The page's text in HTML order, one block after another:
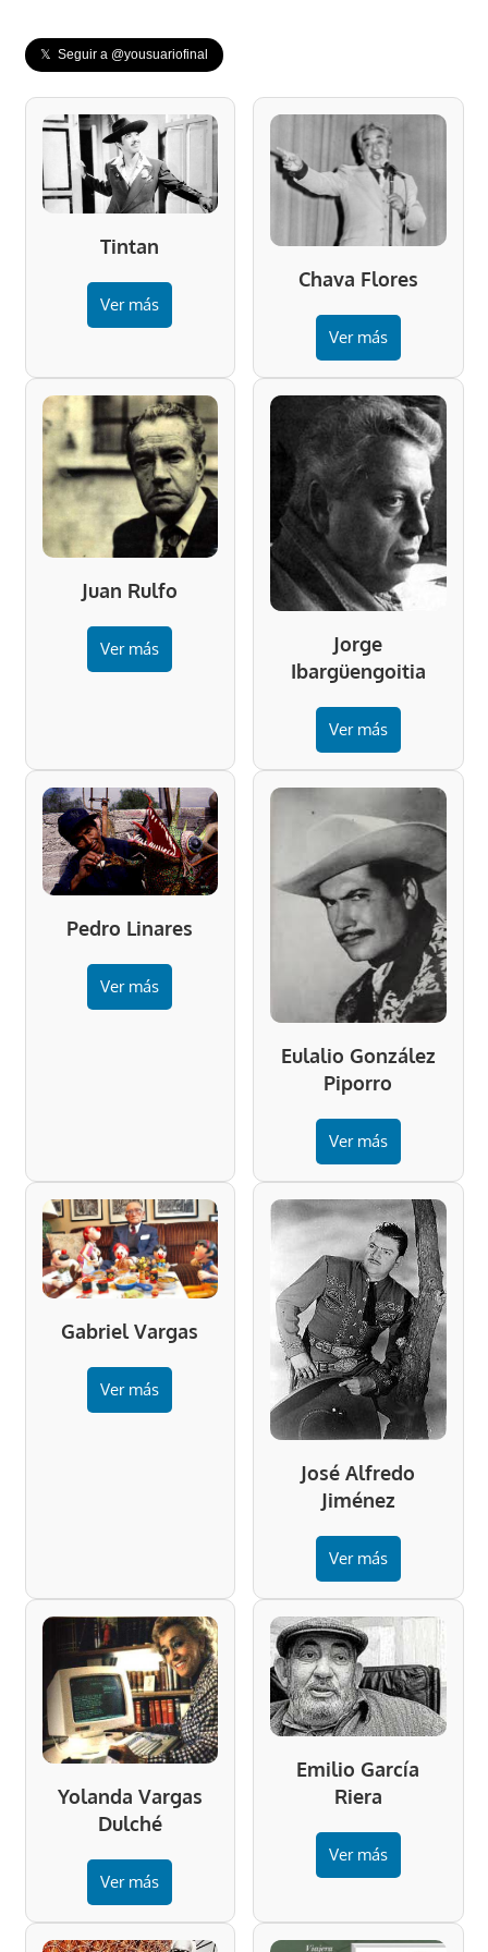
𝕏 Seguir a @yousuariofinal
Tintan
Ver más
Chava Flores
Ver más
Juan Rulfo
Ver más
Jorge
Ibargüengoitia
Ver más
Pedro Linares
Ver más
Eulalio González
Piporro
Ver más
Gabriel Vargas
Ver más
José Alfredo
Jiménez
Ver más
Yolanda Vargas
Dulché
Ver más
Emilio García
Riera
Ver más